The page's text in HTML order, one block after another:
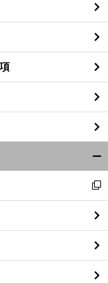
る
閉
る
新
し
い
ウ
ィ
ン
ド